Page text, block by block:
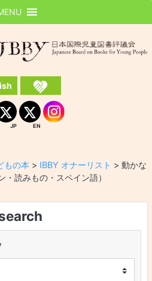
JP
JP
EN
EN Instagram
もの本 > IBBY オナーリスト > 動かな
読みもの・スペイン語）